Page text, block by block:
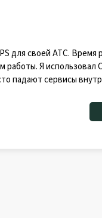
для своей АТС. Время
работы. Я
падают сервисы